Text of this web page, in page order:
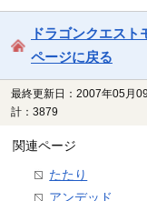
ドラゴンクエス
ページに戻る
最終更新日：2007年05月
計：3879
関連ページ
たたり
アンデッド